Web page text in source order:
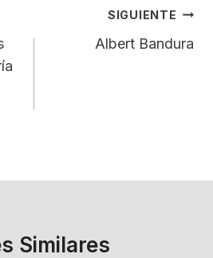
SIGUIENTE
Albert Bandura
Similares